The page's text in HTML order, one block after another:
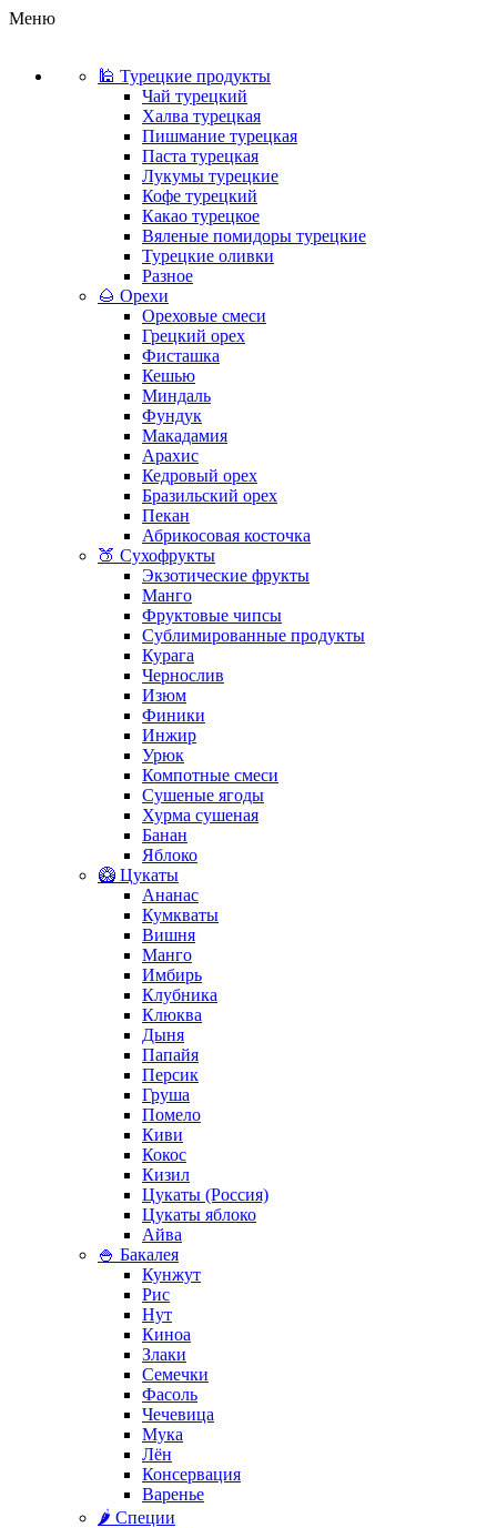
Меню
🕌 Турецкие продукты
Чай турецкий
Халва турецкая
Пишмание турецкая
Паста турецкая
Лукумы турецкие
Кофе турецкий
Какао турецкое
Вяленые помидоры турецкие
Турецкие оливки
Разное
🌰 Орехи
Ореховые смеси
Грецкий орех
Фисташка
Кешью
Миндаль
Фундук
Макадамия
Арахис
Кедровый орех
Бразильский орех
Пекан
Абрикосовая косточка
🍑 Сухофрукты
Экзотические фрукты
Манго
Фруктовые чипсы
Сублимированные продукты
Курага
Чернослив
Изюм
Финики
Инжир
Урюк
Компотные смеси
Сушеные ягоды
Хурма сушеная
Банан
Яблоко
🥝 Цукаты
Ананас
Кумкваты
Вишня
Манго
Имбирь
Клубника
Клюква
Дыня
Папайя
Персик
Груша
Помело
Киви
Кокос
Кизил
Цукаты (Россия)
Цукаты яблоко
Айва
🍚 Бакалея
Кунжут
Рис
Нут
Киноа
Злаки
Семечки
Фасоль
Чечевица
Мука
Лён
Консервация
Варенье
🌶️ Специи